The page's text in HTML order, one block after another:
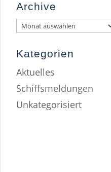
Archive
Kategorien
Aktuelles
Schiffsmeldungen
Unkategorisiert